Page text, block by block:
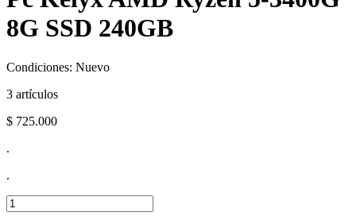
8G SSD 240GB
Condiciones: Nuevo
3 artículos
$ 725.000
.
.